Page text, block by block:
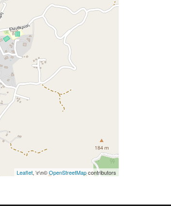
Leaflet, \r\n©OpenStreetMapcontributors